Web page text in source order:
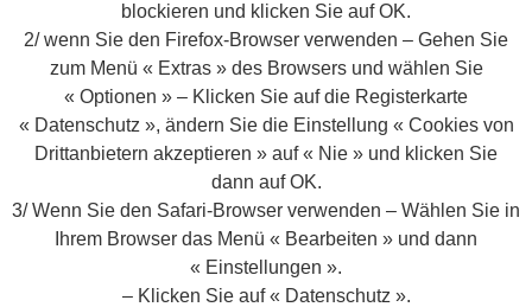
blockieren und klicken Sie auf OK.
2/ wenn Sie den Firefox-Browser verwenden – Gehen Sie
zum Menü « Extras » des Browsers und wählen Sie
« Optionen » – Klicken Sie auf die Registerkarte
« Datenschutz », ändern Sie die Einstellung « Cookies von
Drittanbietern akzeptieren » auf « Nie » und klicken Sie
dann auf OK.
3/ Wenn Sie den Safari-Browser verwenden – Wählen Sie in
Ihrem Browser das Menü « Bearbeiten » und dann
« Einstellungen ».
– Klicken Sie auf « Datenschutz ».